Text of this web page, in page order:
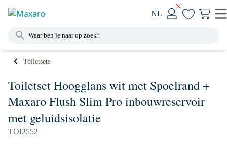
NL
Toiletsets
Toiletset Hoogglans wit met Spoelrand +
Maxaro Flush Slim Pro inbouwreservoir
met geluidsisolatie
TOI2552